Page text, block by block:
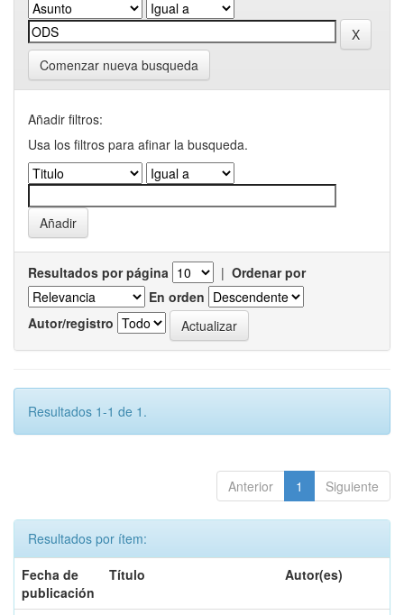
Comenzar nueva busqueda
Añadir filtros:
Usa los filtros para afinar la busqueda.
Resultados por página | Ordenar por
En orden
Autor/registro
Resultados 1-1 de 1.
Anterior 1 Siguiente
Resultados por ítem:
Fecha de
publicación
Título Autor(es)